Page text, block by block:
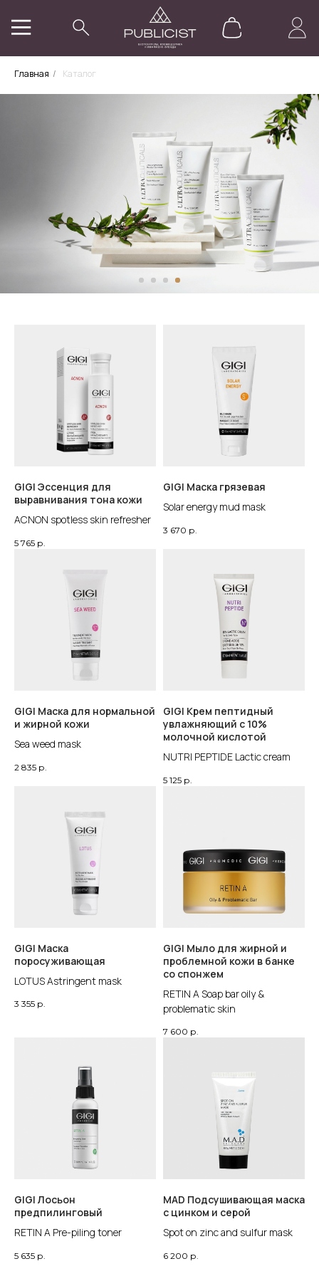
Главная / Каталог
GIGI Эссенция для
выравнивания тона кожи
ACNON spotless skin refresher
5 765 р.
GIGI Маска грязевая
Solar energy mud mask
3 670 р.
GIGI Маска для нормальной
и жирной кожи
Sea weed mask
2 835 р.
GIGI Крем пептидный
увлажняющий с 10%
молочной кислотой
NUTRI PEPTIDE Lactic cream
5 125 р.
GIGI Маска
поросуживающая
LOTUS Astringent mask
3 355 р.
GIGI Мыло для жирной и
проблемной кожи в банке
со спонжем
RETIN A Soap bar oily &
problematic skin
7 600 р.
GIGI Лосьон
предпилинговый
RETIN A Pre-piling toner
5 635 р.
MAD Подсушивающая маска
с цинком и серой
Spot on zinc and sulfur mask
6 200 р.